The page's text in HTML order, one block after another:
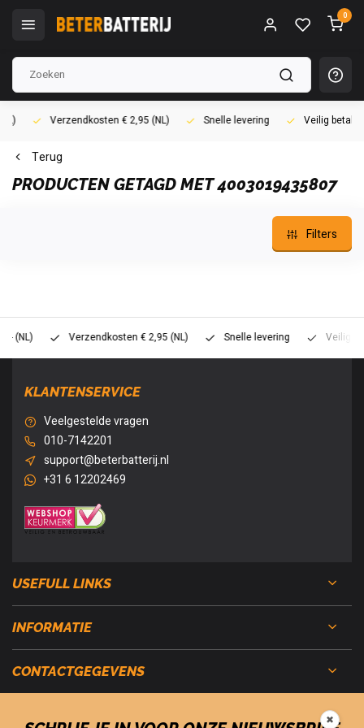
0
Verzendkosten € 2,95 (NL) Snelle levering Veilig betalen
Terug
PRODUCTEN GETAGD MET 4003019435807
Filters
Verzendkosten € 2,95 (NL) Snelle levering Veilig
KLANTENSERVICE
Veelgestelde vragen
010-7142201
support@beterbatterij.nl
+31 6 12202469
USEFULL LINKS
INFORMATIE
CONTACTGEGEVENS
✖